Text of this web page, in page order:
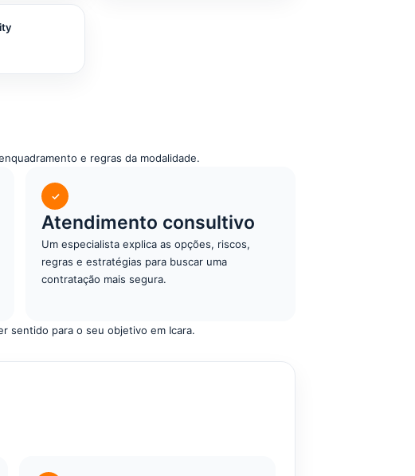
e regras da modalidade.
✓
Atendimento consultivo
Um especialista explica as opções, riscos,
regras e estratégias para buscar uma
contratação mais segura.
sentido para o seu objetivo em Icara.